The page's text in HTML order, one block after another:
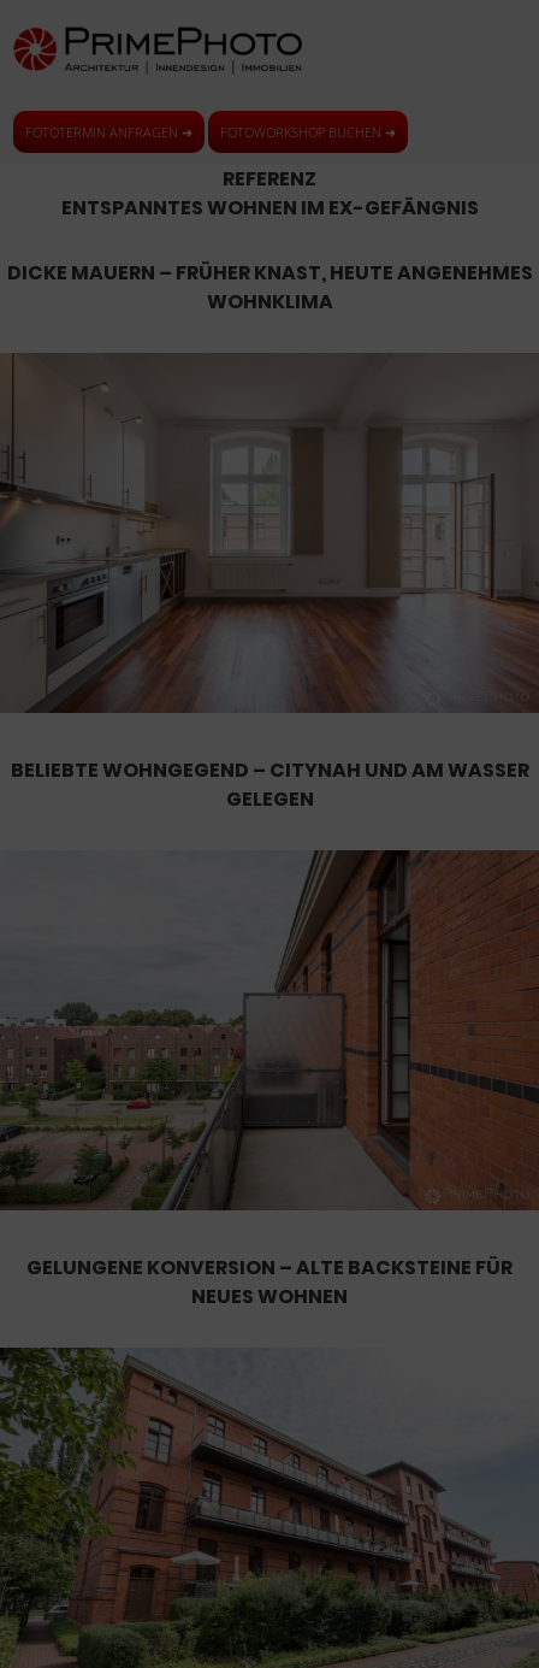
FOTOTERMIN ANFRAGEN ➜ FOTOWORKSHOP BUCHEN ➜
REFERENZ
ENTSPANNTES WOHNEN IM EX-GEFÄNGNIS
DICKE MAUERN – FRÜHER KNAST, HEUTE ANGENEHMES
WOHNKLIMA
BELIEBTE WOHNGEGEND – CITYNAH UND AM WASSER
GELEGEN
GELUNGENE KONVERSION – ALTE BACKSTEINE FÜR
NEUES WOHNEN